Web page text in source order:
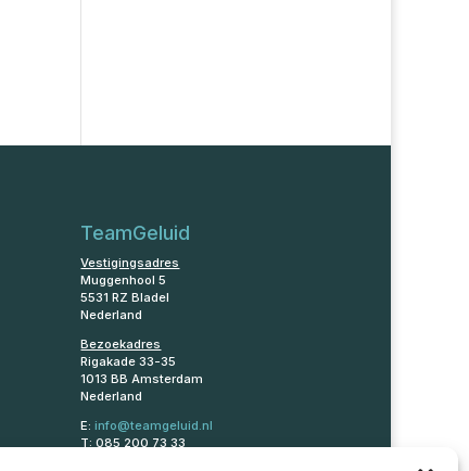
TeamGeluid
Vestigingsadres
Muggenhool 5
5531 RZ Bladel
Nederland
Bezoekadres
Rigakade 33-35
1013 BB Amsterdam
Nederland
E:info@teamgeluid.nl
T: 085 200 73 33